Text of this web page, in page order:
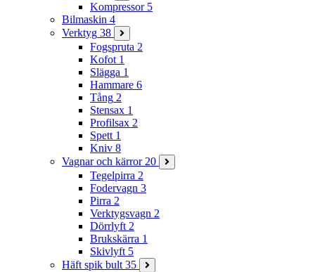
Kompressor 5
Bilmaskin 4
Verktyg 38
Fogspruta 2
Kofot 1
Slägga 1
Hammare 6
Tång 2
Stensax 1
Profilsax 2
Spett 1
Kniv 8
Vagnar och kärror 20
Tegelpirra 2
Fodervagn 3
Pirra 2
Verktygsvagn 2
Dörrlyft 2
Brukskärra 1
Skivlyft 5
Häft spik bult 35